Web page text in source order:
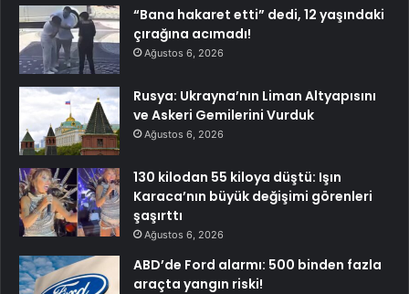
“Bana hakaret etti” dedi, 12 yaşındaki
çırağına acımadı!
Ağustos 6, 2026
Rusya: Ukrayna’nın Liman Altyapısını
ve Askeri Gemilerini Vurduk
Ağustos 6, 2026
130 kilodan 55 kiloya düştü: Işın
Karaca’nın büyük değişimi görenleri
şaşırttı
Ağustos 6, 2026
ABD’de Ford alarmı: 500 binden fazla
araçta yangın riski!